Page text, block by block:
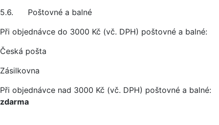
5.6. Poštovné a balné
Při objednávce do 3000 Kč (vč. DPH) poštovné a balné:
Česká pošta
Zásilkovna
Při objednávce nad 3000 Kč (vč. DPH) poštovné a balné:
zdarma